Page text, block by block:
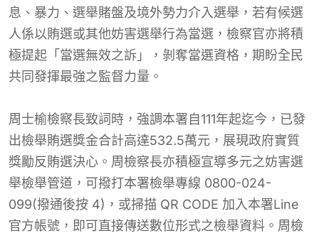
息、暴力、選舉賭盤及境外勢力介入選舉，若有候選
人係以賄選或其他妨害選舉行為當選，檢察官亦將積
極提起「當選無效之訴」，剝奪當選資格，期盼全民
共同發揮最強之監督力量。
周士榆檢察長致詞時，強調本署自111年起迄今，已發
出檢舉賄選獎金合計高達532.5萬元，展現政府實質
獎勵反賄選決心。周檢察長亦積極宣導多元之妨害選
舉檢舉管道，可撥打本署檢舉專線 0800-024-
099(撥通後按 4)，或掃描 QR CODE 加入本署Line
官方帳號，即可直接傳送數位形式之檢舉資料。周檢